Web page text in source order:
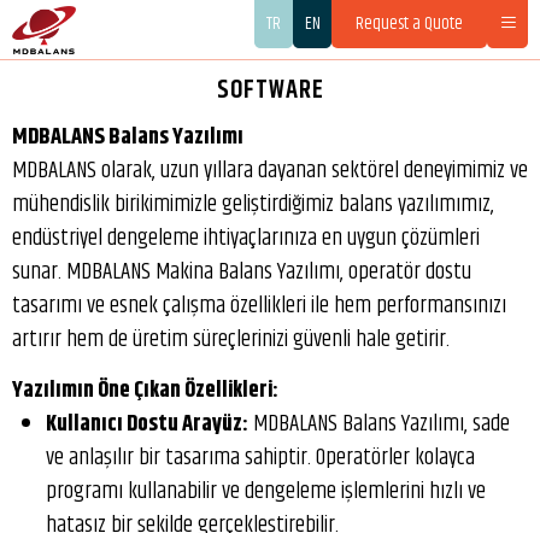
TR EN Request a Quote
SOFTWARE
MDBALANS Balans Yazılımı
MDBALANS olarak, uzun yıllara dayanan sektörel deneyimimiz ve
mühendislik birikimimizle geliştirdiğimiz balans yazılımımız,
endüstriyel dengeleme ihtiyaçlarınıza en uygun çözümleri
sunar. MDBALANS Makina Balans Yazılımı, operatör dostu
tasarımı ve esnek çalışma özellikleri ile hem performansınızı
artırır hem de üretim süreçlerinizi güvenli hale getirir.
Yazılımın Öne Çıkan Özellikleri:
Kullanıcı Dostu Arayüz: MDBALANS Balans Yazılımı, sade
ve anlaşılır bir tasarıma sahiptir. Operatörler kolayca
programı kullanabilir ve dengeleme işlemlerini hızlı ve
hatasız bir şekilde gerçekleştirebilir.